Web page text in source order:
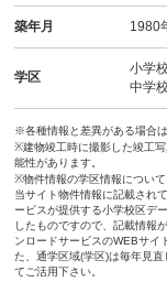
築年月 1980
学区
小学
中学
※各種情報と差異がある場合
※建物竣工時に撮影した竣工
能性があります。
※物件情報の学区情報について
当サイト物件情報に記載され
ービスが提供する小学校区デ
したものですので、記載情報
ンロードサービスのWEBサイ
た、通学区域(学区)は毎年見
てご活用下さい。